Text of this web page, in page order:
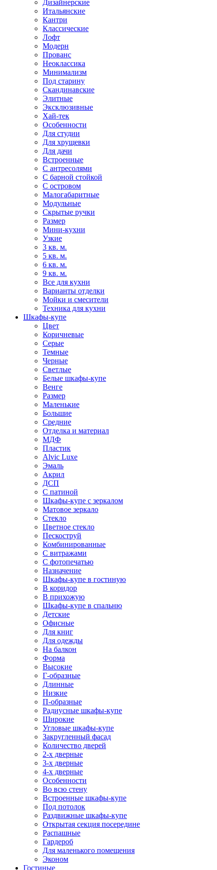
Дизайнерские
Итальянские
Кантри
Классические
Лофт
Модерн
Прованс
Неоклассика
Минимализм
Под старину
Скандинавские
Элитные
Эксклюзивные
Хай-тек
Особенности
Для студии
Для хрущевки
Для дачи
Встроенные
С антресолями
С барной стойкой
С островом
Малогабаритные
Модульные
Скрытые ручки
Размер
Мини-кухни
Узкие
3 кв. м.
5 кв. м.
6 кв. м.
9 кв. м.
Все для кухни
Варианты отделки
Мойки и смесители
Техника для кухни
Шкафы-купе
Цвет
Коричневые
Серые
Темные
Черные
Светлые
Белые шкафы-купе
Венге
Размер
Маленькие
Большие
Средние
Отделка и материал
МДФ
Пластик
Alvic Luxe
Эмаль
Акрил
ДСП
С патиной
Шкафы-купе с зеркалом
Матовое зеркало
Стекло
Цветное стекло
Пескоструй
Комбинированные
С витражами
С фотопечатью
Назначение
Шкафы-купе в гостиную
В коридор
В прихожую
Шкафы-купе в спальню
Детские
Офисные
Для книг
Для одежды
На балкон
Форма
Высокие
Г-образные
Длинные
Низкие
П-образные
Радиусные шкафы-купе
Широкие
Угловые шкафы-купе
Закругленный фасад
Количество дверей
2-х дверные
3-х дверные
4-х дверные
Особенности
Во всю стену
Встроенные шкафы-купе
Под потолок
Раздвижные шкафы-купе
Открытая секция посередине
Распашные
Гардероб
Для маленького помещения
Эконом
Гостиные